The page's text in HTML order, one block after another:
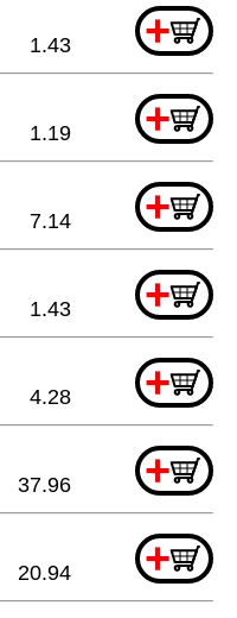
+
1.43
+
1.19
+
7.14
+
1.43
+
4.28
+
37.96
+
20.94